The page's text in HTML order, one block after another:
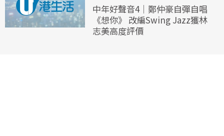
中年好聲音4｜鄭仲豪自彈自唱
《想你》 改編Swing Jazz獲林
志美高度評價